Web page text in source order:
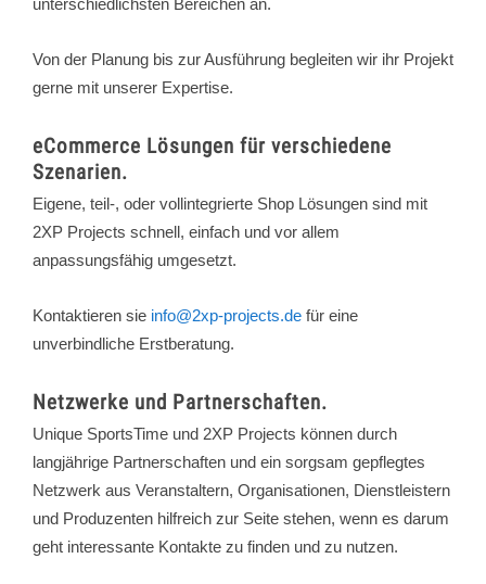
unterschiedlichsten Bereichen an.
Von der Planung bis zur Ausführung begleiten wir ihr Projekt
gerne mit unserer Expertise.
eCommerce Lösungen für verschiedene
Szenarien.
Eigene, teil-, oder vollintegrierte Shop Lösungen sind mit
2XP Projects schnell, einfach und vor allem
anpassungsfähig umgesetzt.
Kontaktieren sie info@2xp-projects.de für eine
unverbindliche Erstberatung.
Netzwerke und Partnerschaften.
Unique SportsTime und 2XP Projects können durch
langjährige Partnerschaften und ein sorgsam gepflegtes
Netzwerk aus Veranstaltern, Organisationen, Dienstleistern
und Produzenten hilfreich zur Seite stehen, wenn es darum
geht interessante Kontakte zu finden und zu nutzen.